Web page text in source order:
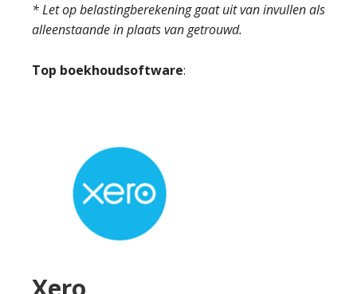
* Let op belastingberekening gaat uit van invullen als
alleenstaande in plaats van getrouwd.
Top boekhoudsoftware: